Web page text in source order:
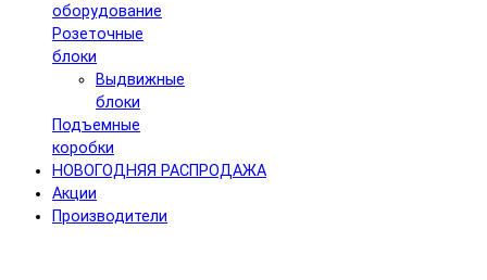
оборудование
Розеточные
блоки
Выдвижные
блоки
Подъемные
коробки
НОВОГОДНЯЯ РАСПРОДАЖА
Акции
Производители